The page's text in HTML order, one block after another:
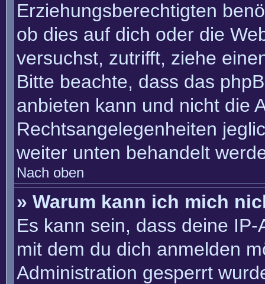
Erziehungsberechtigten
ob dies auf dich oder die
versuchst, zutrifft, ziehe
Bitte beachte, dass das
anbieten kann und nicht die
Rechtsangelegenheiten
weiter unten behandelt
Nach oben
» Warum kann ich mich
Es kann sein, dass deine
mit dem du dich anmelden
Administration gesperrt